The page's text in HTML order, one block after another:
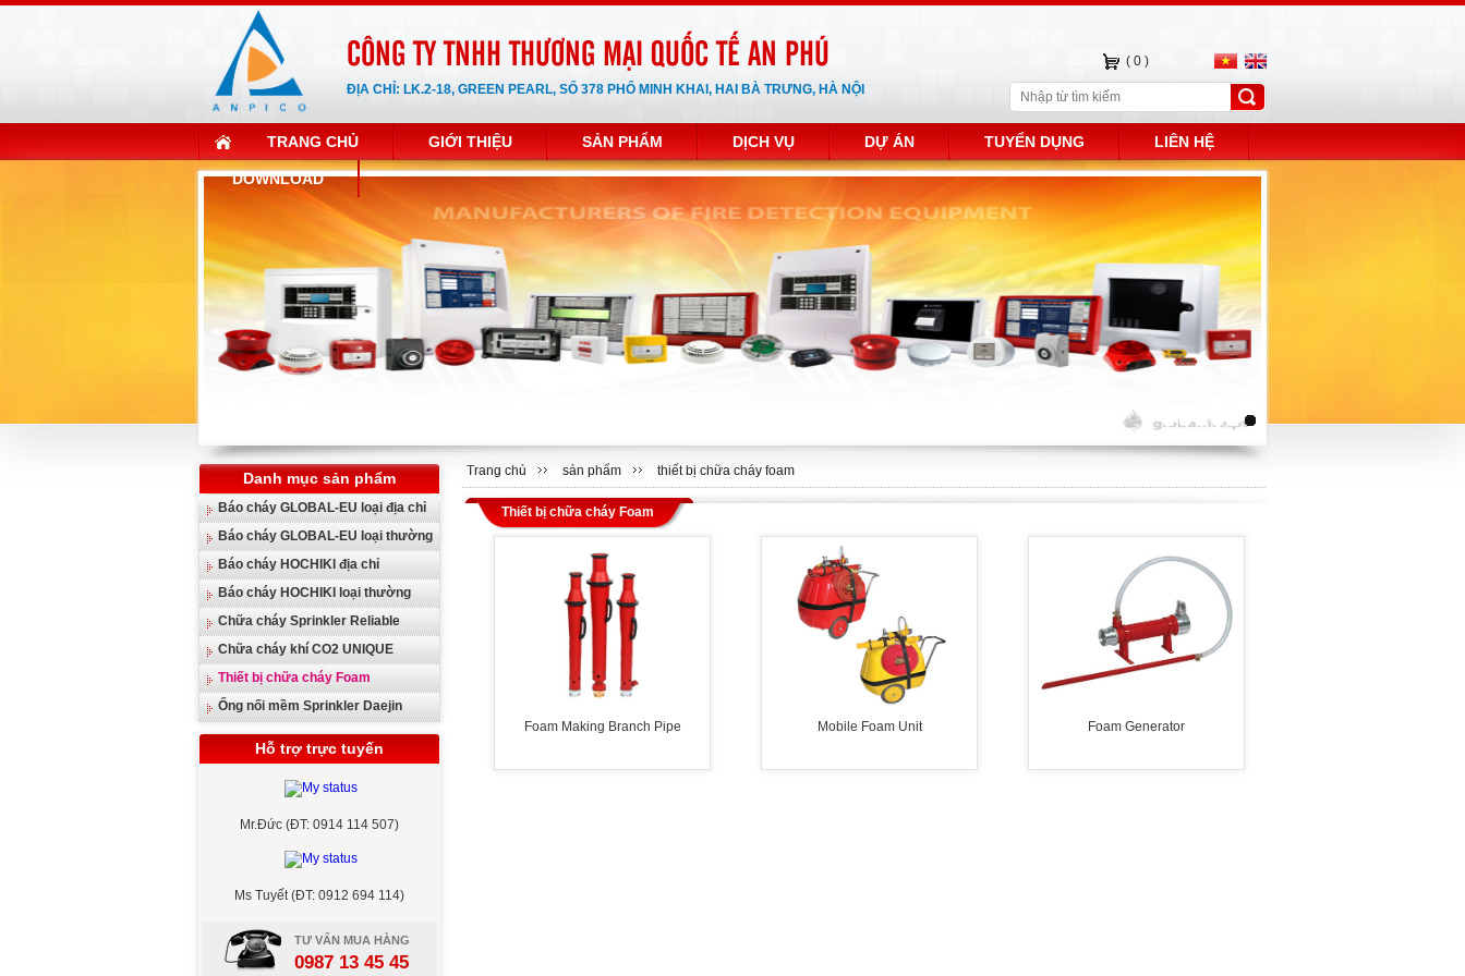
CÔNG TY TNHH THƯƠNG MẠI QUỐC TẾ AN PHÚ
ĐỊA CHỈ: LK.2-18, GREEN PEARL, SỐ 378 PHỐ MINH KHAI, HAI BÀ TRƯNG, HÀ NỘI
( 0 )
TRANG CHỦ GIỚI THIỆU SẢN PHẨM DỊCH VỤ DỰ ÁN TUYỂN DỤNG LIÊN HỆ
DOWNLOAD
Danh mục sản phẩm
Báo cháy GLOBAL-EU loại địa chỉ
Báo cháy GLOBAL-EU loại thường
Báo cháy HOCHIKI địa chỉ
Báo cháy HOCHIKI loại thường
Chữa cháy Sprinkler Reliable
Chữa cháy khí CO2 UNIQUE
Thiết bị chữa cháy Foam
Ống nối mềm Sprinkler Daejin
Hỗ trợ trực tuyến
Mr.Đức (ĐT: 0914 114 507)
Ms Tuyết (ĐT: 0912 694 114)
TƯ VẤN MUA HÀNG
0987 13 45 45
Trang chủ sản phẩm thiết bị chữa cháy foam
Thiết bị chữa cháy Foam
Foam Making Branch Pipe Mobile Foam Unit Foam Generator